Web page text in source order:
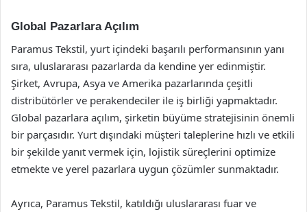
Global Pazarlara Açılım
Paramus Tekstil, yurt içindeki başarılı performansının yanı
sıra, uluslararası pazarlarda da kendine yer edinmiştir.
Şirket, Avrupa, Asya ve Amerika pazarlarında çeşitli
distribütörler ve perakendeciler ile iş birliği yapmaktadır.
Global pazarlara açılım, şirketin büyüme stratejisinin önemli
bir parçasıdır. Yurt dışındaki müşteri taleplerine hızlı ve etkili
bir şekilde yanıt vermek için, lojistik süreçlerini optimize
etmekte ve yerel pazarlara uygun çözümler sunmaktadır.
Ayrıca, Paramus Tekstil, katıldığı uluslararası fuar ve